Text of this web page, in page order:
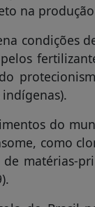
na
condições
do
como
matérias-